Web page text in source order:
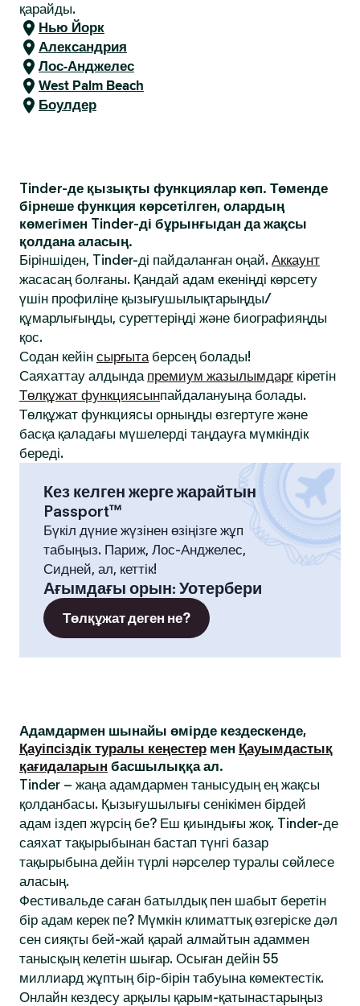
қарайды.
Нью Йорк
Александрия
Лос-Анджелес
West Palm Beach
Боулдер
Tinder-де қызықты функциялар көп. Төменде
бірнеше функция көрсетілген, олардың
көмегімен Tinder-ді бұрынғыдан да жақсы
қолдана аласың.
Біріншіден, Tinder-ді пайдаланған оңай. Аккаунт
жасасаң болғаны. Қандай адам екеніңді көрсету
үшін профиліңе қызығушылықтарыңды/
құмарлығыңды, суреттеріңді және биографияңды
қос.
Содан кейін сырғытаберсең болады!
Саяхаттау алдында премиум жазылымдарғ кіретін
Төлқұжат функциясынпайдалануыңа болады.
Төлқұжат функциясы орныңды өзгертуге және
басқа қаладағы мүшелерді таңдауға мүмкіндік
береді.
Кез келген жерге жарайтын
Passport™
Бүкіл дүние жүзінен өзіңізге жұп
табыңыз. Париж, Лос-Анджелес,
Сидней, ал, кеттік!
Ағымдағы орын: Уотербери
Төлқұжат деген не?
Адамдармен шынайы өмірде кездескенде,
Қауіпсіздік туралы кеңестер мен Қауымдастық
қағидаларын басшылыққа ал.
Tinder – жаңа адамдармен танысудың ең жақсы
қолданбасы. Қызығушылығы сенікімен бірдей
адам іздеп жүрсің бе? Еш қиындығы жоқ. Tinder-де
саяхат тақырыбынан бастап түнгі базар
тақырыбына дейін түрлі нәрселер туралы сөйлесе
аласың.
Фестивальде саған батылдық пен шабыт беретін
бір адам керек пе? Мүмкін климаттық өзгеріске дәл
сен сияқты бей-жай қарай алмайтын адаммен
танысқың келетін шығар. Осыған дейін 55
миллиард жұптың бір-бірін табуына көмектестік.
Онлайн кездесу арқылы қарым-қатынастарыңыз